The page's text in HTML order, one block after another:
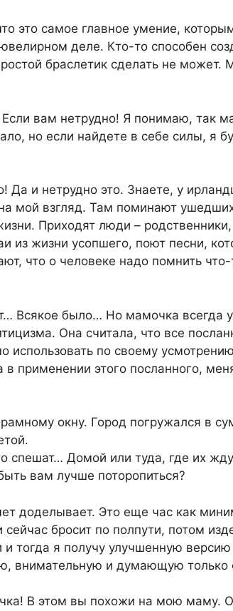
это самое главное умение,
деле. Кто-то способен
браслетик сделать не может.
вам нетрудно! Я понимаю, так
но если найдете в себе силы, я
и нетрудно это. Знаете, у
мой взгляд. Там поминают
Приходят люди –
из жизни усопшего, поют песни,
что о человеке надо помнить
Всякое было… Но мамочка всегда
Она считала, что все
использовать по своему
применении этого посланного,
окну. Город погружался в
спешат… Домой или туда, где их
вам лучше поторопиться?
доделывает. Это еще час как
сейчас бросит по полпути, потом
и тогда я получу улучшенную
внимательную и думающую только
В этом вы похожи на мою маму.